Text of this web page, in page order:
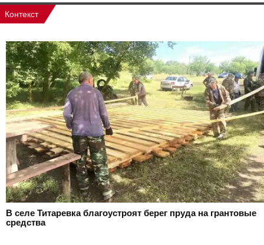
Контекст
В селе Титаревка благоустроят берег пруда на грантовые
средства